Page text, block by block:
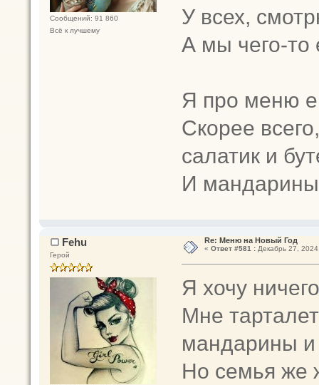
Сообщений: 91 860
Всё к лучшему
У всех,
А мы чего-то
Я про меню
Скорее
салатик и
И
Fehu
Герой
Re: Меню на Новый Год
« Ответ #581 :Декабрь 27,
Я хочу
Мне
мандарины и
Но семья же